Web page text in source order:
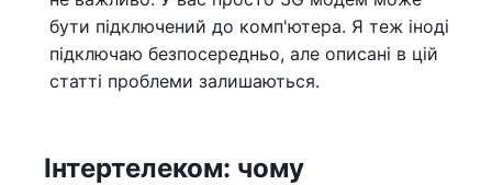
бути підключений до комп'ютера. Я теж іноді
підключаю безпосередньо, але описані в цій
статті проблеми залишаються.
Інтертелеком: чому